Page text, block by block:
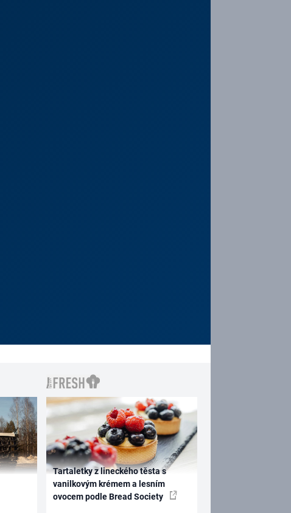
Tartaletky z lineckého těsta s
vanilkovým krémem a lesním
ovocem podle Bread Society